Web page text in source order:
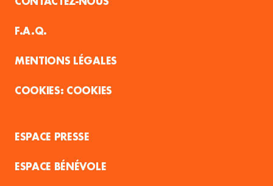
F.A.Q.
MENTIONS LÉGALES
COOKIES
ESPACE PRESSE
ESPACE BÉNÉVOLE